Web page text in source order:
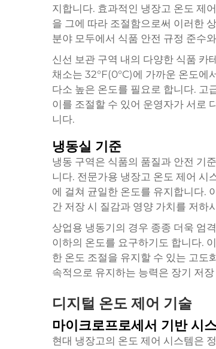
지합니다. 효과적인 냉장고 온도 제
을 그에 따라 조절함으로써 이러한
분야 모두에서 식품 안전 규정 준수
신선 보관 구역 내의 다양한 식품 카
채소는 32°F(0°C)에 가까운 온도에
다소 높은 온도를 필요로 합니다. 고
이를 조절할 수 있어 운영자가 서로
니다.
냉동실 기준
냉동 구역은 식품의 품질과 안전 기
니다. 전문가용 냉장고 온도 제어 시
에 걸쳐 균일한 온도를 유지합니다.
간 저장 시 질감과 영양 가치를 저하
상업용 냉동기의 경우 종종 더욱 엄
이하의 온도를 요구하기도 합니다.
한 온도 조절을 유지할 수 있는 고도
속적으로 유지하는 능력은 장기 저
디지털 온도 제어 기술
마이크로프로세서 기반 시
현대 냉장고의 온도 제어 시스템은